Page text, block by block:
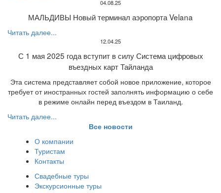
04.08.25
МАЛЬДИВЫ Новый терминал аэропорта Velana
Читать далее...
12.04.25
С 1 мая 2025 года вступит в силу Система цифровых
въездных карт Тайланда
Эта система представляет собой новое приложение, которое
требует от иностранных гостей заполнять информацию о себе
в режиме онлайн перед въездом в Таиланд.
Читать далее...
Все новости
О компании
Туристам
Контакты
Свадебные туры
Экскурсионные туры